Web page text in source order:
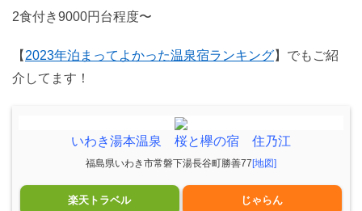
2食付き9000円台程度〜
【 2023年泊まってよかった温泉宿ランキング】でもご紹
介してます！
いわき湯本温泉 桜と欅の宿 住乃江
福島県いわき市常磐下湯長谷町勝善77[地図]
楽天トラベル じゃらん